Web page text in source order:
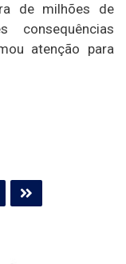
de milhões de
consequências
atenção para